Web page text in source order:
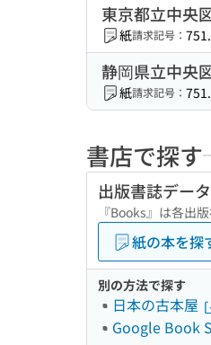
東京都立中央
紙請求記号：
静岡県立中央
紙請求記号：
書店で探す
出版書誌デー
『Books』は各出
紙の本を探
別の方法で探す
日本の古本屋
Google Book